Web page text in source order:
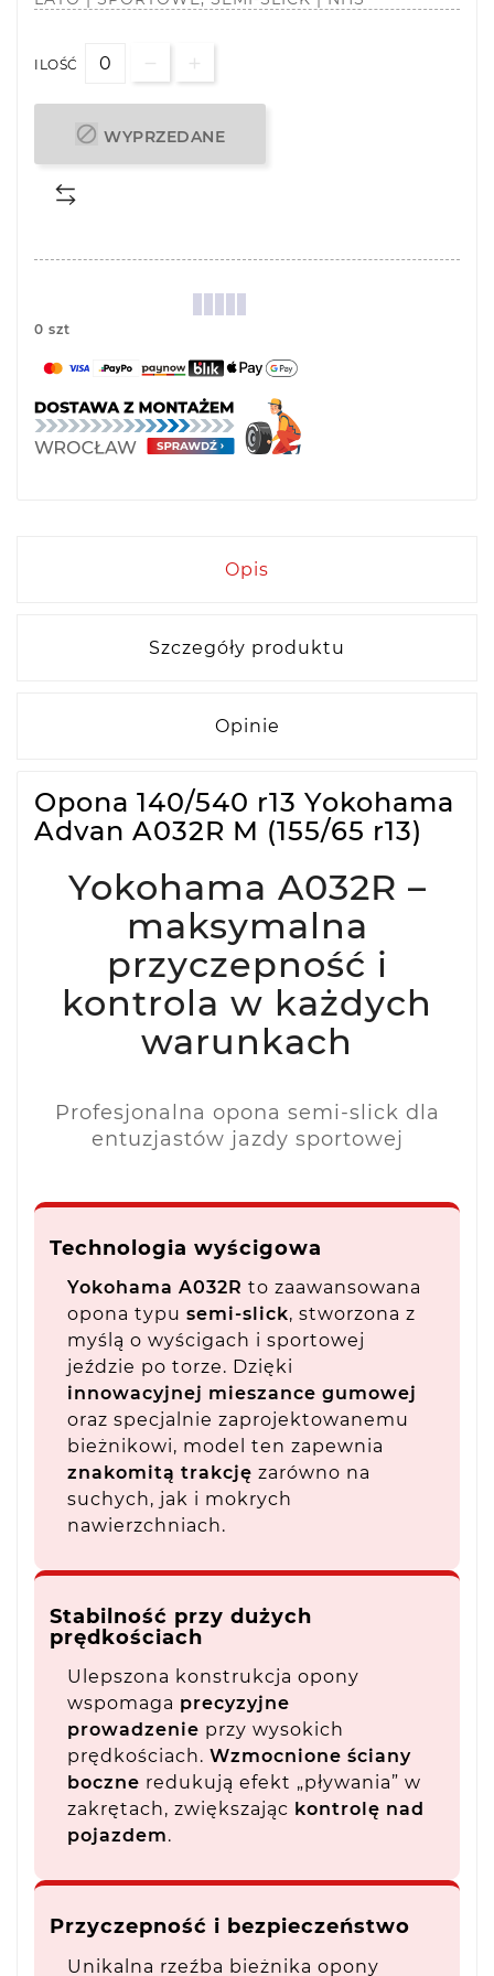
ILOŚĆ
 WYPRZEDANE
0 szt
Opis
Szczegóły produktu
Opinie
Opona 140/540 r13 Yokohama
Advan A032R M (155/65 r13)
Yokohama A032R –
maksymalna
przyczepność i
kontrola w każdych
warunkach
Profesjonalna opona semi-slick dla
entuzjastów jazdy sportowej
Technologia wyścigowa
Yokohama A032R to zaawansowana
opona typu semi-slick, stworzona z
myślą o wyścigach i sportowej
jeździe po torze. Dzięki
innowacyjnej mieszance gumowej
oraz specjalnie zaprojektowanemu
bieżnikowi, model ten zapewnia
znakomitą trakcję zarówno na
suchych, jak i mokrych
nawierzchniach.
Stabilność przy dużych
prędkościach
Ulepszona konstrukcja opony
wspomaga precyzyjne
prowadzenie przy wysokich
prędkościach. Wzmocnione ściany
boczne redukują efekt „pływania” w
zakrętach, zwiększając kontrolę nad
pojazdem.
Przyczepność i bezpieczeństwo
Unikalna rzeźba bieżnika opony